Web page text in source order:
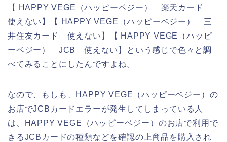
【 HAPPY VEGE（ハッピーベジー） 楽天カード
使えない】【 HAPPY VEGE（ハッピーベジー） 三
井住友カード 使えない】【 HAPPY VEGE（ハッピ
ーベジー） JCB 使えない】という感じで色々と調
べてみることにしたんですよね。
なので、もしも、HAPPY VEGE（ハッピーベジー）の
お店でJCBカードエラーが発生してしまっている人
は、HAPPY VEGE（ハッピーベジー）のお店で利用で
きるJCBカードの種類などを確認の上商品を購入され